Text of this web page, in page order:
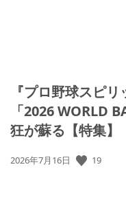
『プロ野球スピ
「2026 WORLD
狂が蘇る【特集】
公
2026年7月16日 19